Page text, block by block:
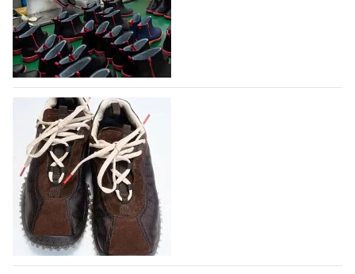
Российский маркетплейс Lamoda решил обновить
раздел для продажи продукции локальных
дизайнерских марок одежды, обуви и аксессуаров.
Бренды также получат маркетинговую…
06.08.2026 402
Объем мирового производства обуви в
2025 году практически не увеличился
В 2025 году мировое производство обуви
практически не изменилось, зафиксировав
незначительный рост на 0,1% до 24,6 млрд пар, -
данные опубликованы в аналитическом вестнике
«Всемирный ежегодник обуви 2026», Португальской
ассоциацией…